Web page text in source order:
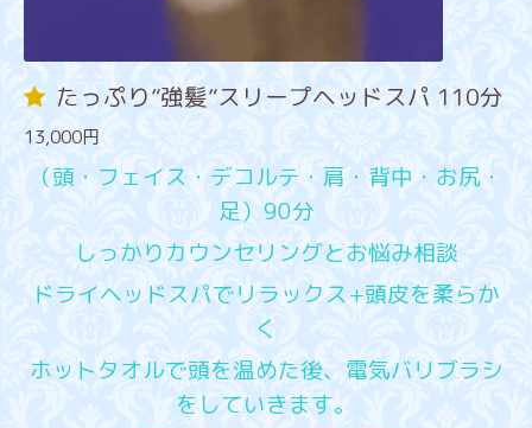
たっぷり”強髪”スリープヘッドスパ 110分
13,000円
（頭・フェイス・デコルテ・肩・背中・お尻・
足）90分
しっかりカウンセリングとお悩み相談
ドライヘッドスパでリラックス+頭皮を柔らか
く
ホットタオルで頭を温めた後、電気バリブラシ
をしていきます。